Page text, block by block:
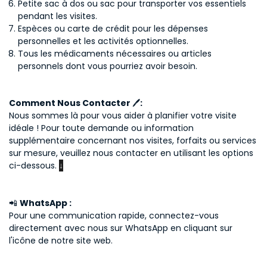
Petite sac à dos ou sac pour transporter vos essentiels
pendant les visites.
Espèces ou carte de crédit pour les dépenses
personnelles et les activités optionnelles.
Tous les médicaments nécessaires ou articles
personnels dont vous pourriez avoir besoin.
Comment Nous Contacter 🖊️:
Nous sommes là pour vous aider à planifier votre visite
idéale ! Pour toute demande ou information
supplémentaire concernant nos visites, forfaits ou services
sur mesure, veuillez nous contacter en utilisant les options
ci-dessous. ↓
📲 WhatsApp :
Pour une communication rapide, connectez-vous
directement avec nous sur WhatsApp en cliquant sur
l'icône de notre site web.